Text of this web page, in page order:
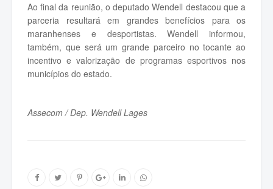
Ao final da reunião, o deputado Wendell destacou que a
parceria resultará em grandes benefícios para os
maranhenses e desportistas. Wendell informou,
também, que será um grande parceiro no tocante ao
incentivo e valorização de programas esportivos nos
municípios do estado.
Assecom / Dep. Wendell Lages